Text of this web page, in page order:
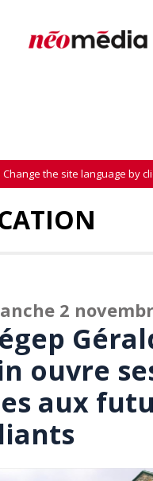
Change the site language by
2
ouvre
aux